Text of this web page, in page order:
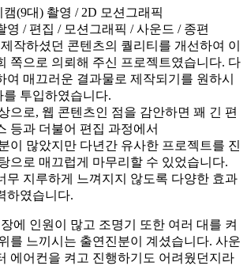
(9대) 촬영 / 2D 모션그래픽
영 / 편집 / 모션그래픽 / 사운드 / 종편
작하셨던 콘텐츠의 퀄리티를 개선하여 이
쪽으로 의뢰해 주신 프로젝트였습니다. 다
여 매끄러운 결과물로 제작되기를 원하시
를 투입하였습니다.
으로, 웹 콘텐츠인 점을 감안하면 꽤 긴 편
등과 더불어 편집 과정에서
이 많았지만 다년간 유사한 프로젝트를 진
으로 매끄럽게 마무리할 수 있었습니다.
무 지루하게 느껴지지 않도록 다양한 효과
하였습니다.
에 인원이 많고 조명기 또한 여러 대를 켜
를 느끼시는 출연진분이 계셨습니다. 사운
에어컨을 켜고 진행하기도 어려웠던지라